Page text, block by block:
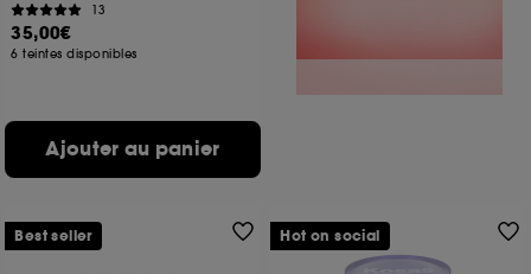
13
35,00€
6 teintes disponibles
Ajouter au panier
Best seller Hot on social